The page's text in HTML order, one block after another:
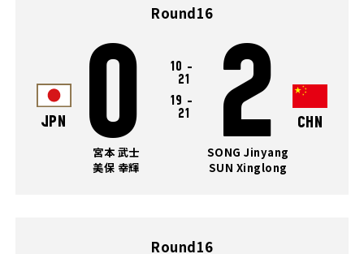
Round16
JPN 0 10 -
21
19 -
21
2 CHN
宮本 武士
美保 幸輝
SONG Jinyang
SUN Xinglong
Round16